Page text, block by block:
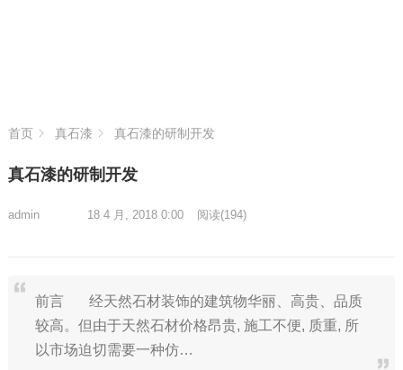
首页 真石漆 真石漆的研制开发
真石漆的研制开发
admin 18 4 月, 2018 0:00 阅读(194)
前言 经天然石材装饰的建筑物华丽、高贵、品质
较高。但由于天然石材价格昂贵, 施工不便, 质重, 所
以市场迫切需要一种仿…